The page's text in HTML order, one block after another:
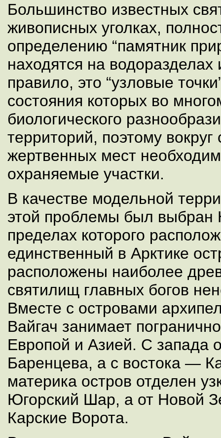
Большинство известных
живописных уголках,
определению “памятник
находятся на водоразделах
правило, это “узловые
состояния которых во
биологического
территорий, поэтому
жертвенных мест
охраняемые участки.
В качестве модельной
этой проблемы был выбран
пределах которого
единственный в Арктике
расположены наиболее
святилищ главных богов
Вместе с островами
Вайгач занимает
Европой и Азией. С запада
Баренцева, а с востока —
материка остров отделен
Югорский Шар, а от Новой
Карские Ворота.